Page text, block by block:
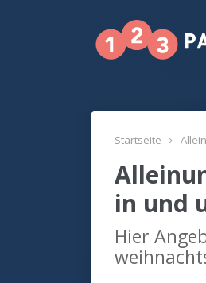
Startseite
in und
Hier